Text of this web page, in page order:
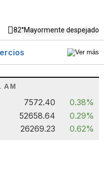
82°Mayormente despejado
AM
7572.40
0.38%
52658.64
0.29%
26269.23 0.62%